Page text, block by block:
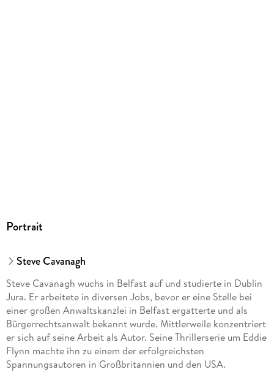
Portrait
Steve Cavanagh
Steve Cavanagh wuchs in Belfast auf und studierte in Dublin
Jura. Er arbeitete in diversen Jobs, bevor er eine Stelle bei
einer großen Anwaltskanzlei in Belfast ergatterte und als
Bürgerrechtsanwalt bekannt wurde. Mittlerweile konzentriert
er sich auf seine Arbeit als Autor. Seine Thrillerserie um Eddie
Flynn machte ihn zu einem der erfolgreichsten
Spannungsautoren in Großbritannien und den USA.